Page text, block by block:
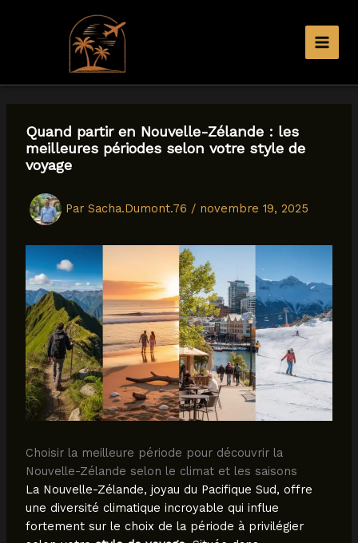
Aller
contenuQuand partir en Nouvelle-Zélande : les
meilleures périodes selon votre style de
voyage
Par Sacha.Dumont.76 / novembre 19, 2025
Choisir la meilleure période pour découvrir la
Nouvelle-Zélande selon le climat et les saisons
La Nouvelle-Zélande, joyau du Pacifique Sud, offre
une diversité climatique incroyable qui influe
fortement sur le choix de la période à privilégier